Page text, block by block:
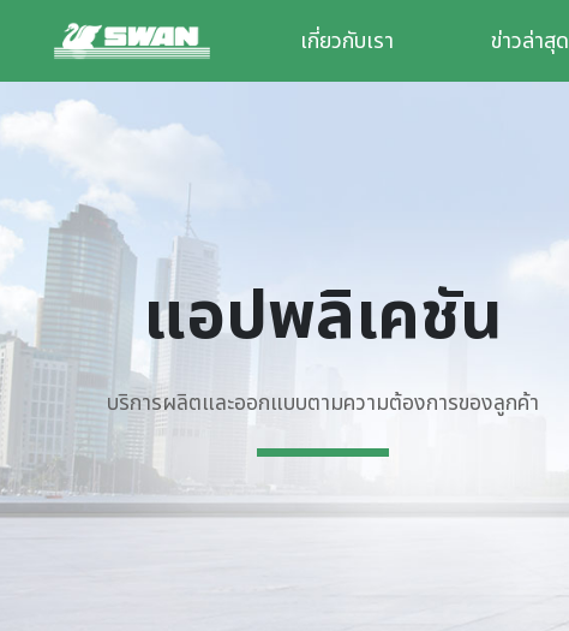
เกี่ยวกับเรา ข่าวล่าสุด
แอปพลิเคชัน
บริการผลิตและออกแบบตามความต้องการของลูกค้า